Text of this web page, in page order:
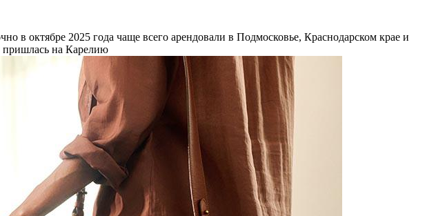
в октябре 2025 года чаще всего арендовали в Подмосковье, Краснодарском крае и
пришлась на Карелию